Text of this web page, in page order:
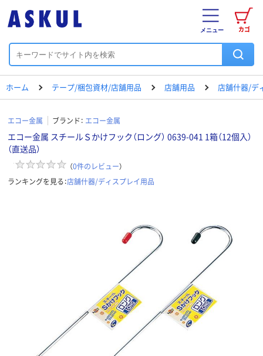
カゴ
メニュー
ホーム テープ/梱包資材/店舗用品 店舗用品 店舗什器/デ
エコー金属 ブランド： エコー金属
エコー金属 スチールＳかけフック（ロング） 0639-041 1箱（12個入）
（直送品）
（0件のレビュー）
ランキングを見る：店舗什器/ディスプレイ用品